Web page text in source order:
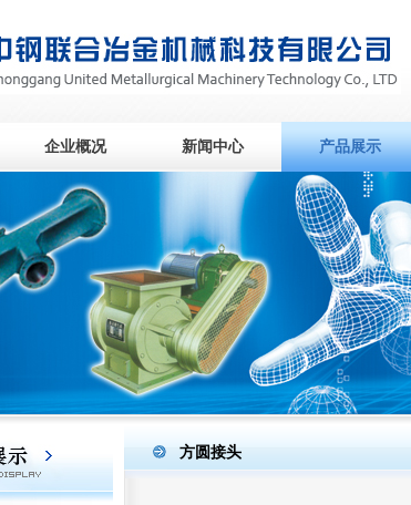
企业概况 新闻中心 产品展示
方圆接头